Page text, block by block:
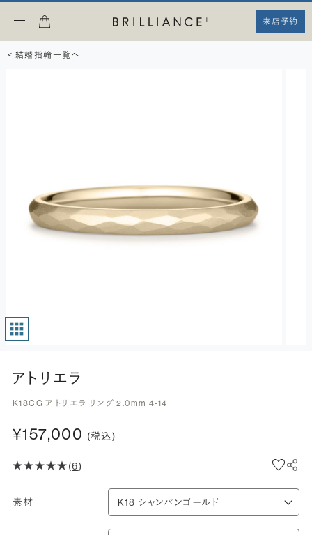
来店予約
< 結婚指輪一覧へ
アトリエラ
K18CG アトリエラ リング 2.0mm 4-14
¥157,000 (税込)
(6)
素材